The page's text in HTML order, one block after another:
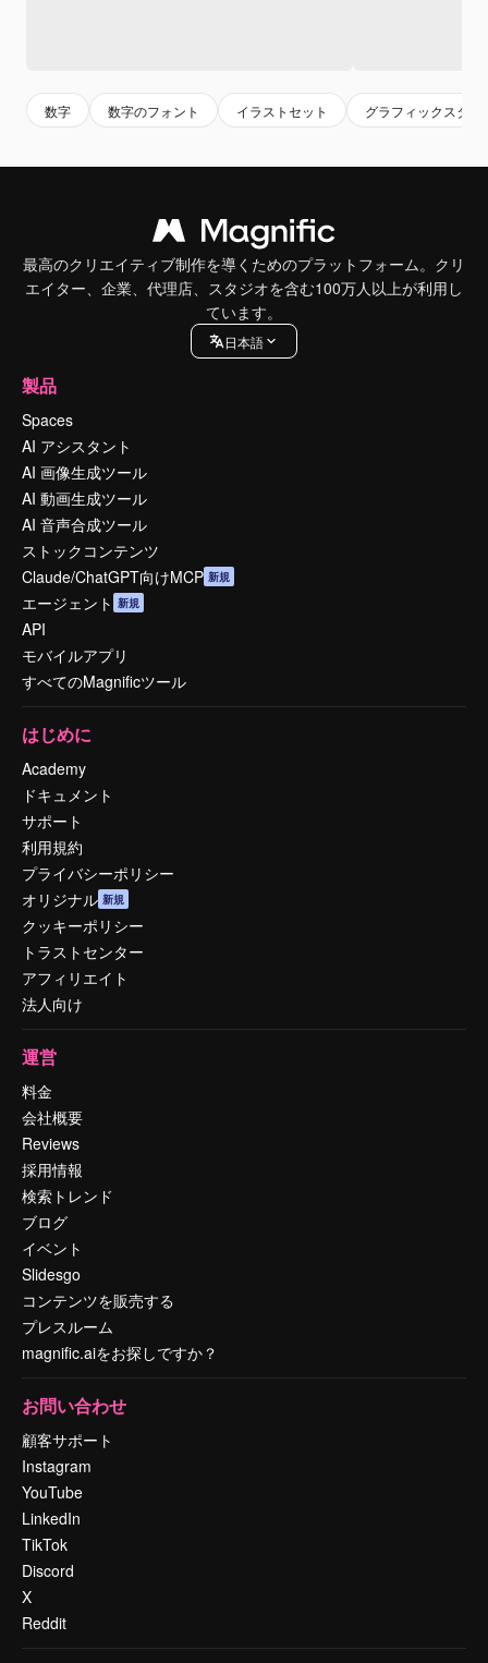
数字 数字のフォント イラストセット グラフィックスタイ
最高のクリエイティブ制作を導くためのプラットフォーム。クリ
エイター、企業、代理店、スタジオを含む100万人以上が利用し
ています。
日本語
製品
Spaces
AI アシスタント
AI 画像生成ツール
AI 動画生成ツール
AI 音声合成ツール
ストックコンテンツ
Claude/ChatGPT向けMCP 新規
エージェント 新規
API
モバイルアプリ
すべてのMagnificツール
はじめに
Academy
ドキュメント
サポート
利用規約
プライバシーポリシー
オリジナル 新規
クッキーポリシー
トラストセンター
アフィリエイト
法人向け
運営
料金
会社概要
Reviews
採用情報
検索トレンド
ブログ
イベント
Slidesgo
コンテンツを販売する
プレスルーム
magnific.aiをお探しですか？
お問い合わせ
顧客サポート
Instagram
YouTube
LinkedIn
TikTok
Discord
X
Reddit